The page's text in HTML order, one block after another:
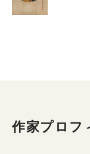
作家プロフ